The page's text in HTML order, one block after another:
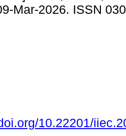
Mar-2026. ISSN
10.22201/